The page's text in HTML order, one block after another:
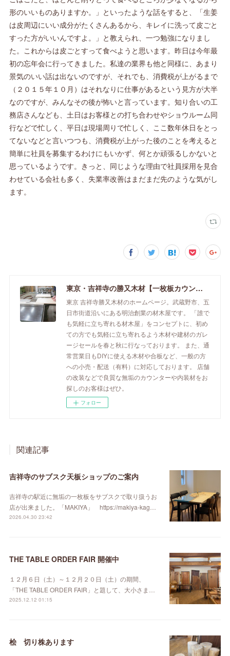
形のいいものありますか。」といったような話をすると、「生姜
は皮周辺にいい成分がたくさんあるから、キレイに洗って皮ごと
すった方がいいんですよ。」と教えられ、一つ勉強になりまし
た。これからは皮ごとすって食べようと思います。昨日は今年最
初の忘年会に行ってきました。私達の業界も他と同様に、あまり
景気のいい話は出ないのですが、それでも、消費税が上がるまで
（２０１５年１０月）はそれなりに仕事があるという見方が大半
なのですが、みんなその後が怖いと言っています。知り合いの工
務店さんなども、土日はお客様との打ち合わせやショウルーム同
行などで忙しく、平日は現場周りで忙しく、ここ数年休日をとっ
てないなどと言いつつも、消費税が上がった後のことを考えると
簡単に社員を募集するわけにもいかず、何とか頑張るしかないと
思っているようです。きっと、同じような理由で社員採用を見合
わせている会社も多く、失業率改善はまだまだ先のような気がし
ます。
東京・吉祥寺の勝又木材【一枚板カウンター】
東京 吉祥寺勝又木材のホームページ。武蔵野市、五
日市街道沿いにある明治創業の材木屋です。 「誰で
も気軽に立ち寄れる材木屋」をコンセプトに、初め
ての方でも気軽に立ち寄れるよう木材や建材のガレ
ージセールを春と秋に行なっております。 また、通
常営業日もDIYに使える木材や合板など、一般の方
への小売・配送（有料）に対応しております。 店舗
の改装などで良質な無垢のカウンターや内装材をお
探しのお客様はぜひ。
フォロー
関連記事
吉祥寺のサブスク天板ショップのご案内
吉祥寺の駅近に無垢の一枚板をサブスクで取り扱うお
店が出来ました。「MAKIYA」 https://makiya-kag…
2026.04.30 23:42
THE TABLE ORDER FAIR 開催中
１２月６日（土）～１２月２０日（土）の期間、
「THE TABLE ORDER FAIR」と題して、大小さま…
2025.12.12 01:15
桧 切り株あります